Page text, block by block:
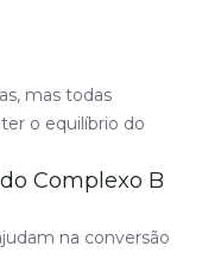
mas todas
o equilíbrio do
Complexo B
na conversão